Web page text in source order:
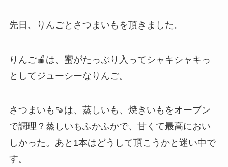
先日、りんごとさつまいもを頂きました。
りんご🍎は、蜜がたっぷり入ってシャキシャキっ
としてジューシーなりんご。
さつまいも🍠は、蒸しいも、焼きいもをオーブン
で調理？蒸しいもふかふかで、甘くて最高におい
しかった。あと1本はどうして頂こうかと迷い中で
す。